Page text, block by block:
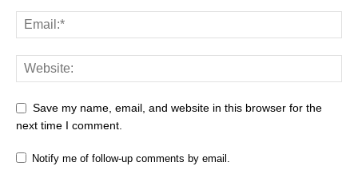
Save my name, email, and website in this browser for the
next time I comment.
Notify me of follow-up comments by email.